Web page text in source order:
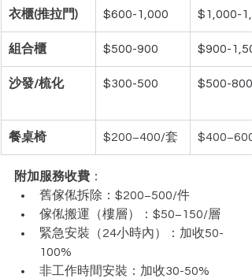
衣櫃(推拉門) $600-1,000 $1,000-
組合櫃 $500-900 $900-
沙發/梳化 $300-500 $500-800
餐桌椅 $200−400/套
附加服務收費 ：
舊傢俬拆除：$200−500/件
傢俬搬運（樓層）：$50−150/層
緊急安裝（24小時內）：加收50-
100%
非工作時間安裝：加收30-50%